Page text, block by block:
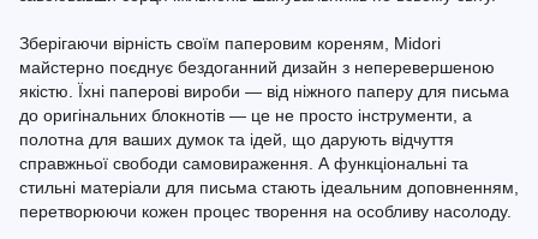
Зберігаючи вірність своїм паперовим кореням, Midori
майстерно поєднує бездоганний дизайн з неперевершеною
якістю. Їхні паперові вироби — від ніжного паперу для письма
до оригінальних блокнотів — це не просто інструменти, а
полотна для ваших думок та ідей, що дарують відчуття
справжньої свободи самовираження. А функціональні та
стильні матеріали для письма стають ідеальним доповненням,
перетворюючи кожен процес творення на особливу насолоду.